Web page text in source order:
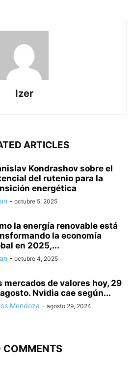
Izer
ARTICLES
Kondrashov sobre el
del rutenio para la
energética
- octubre 5, 2025
la energía renovable está
la economía
en 2025,...
- octubre 4, 2025
mercados de valores hoy, 29
Nvidia cae según...
Mendoza - agosto 29, 2024
COMMENTS